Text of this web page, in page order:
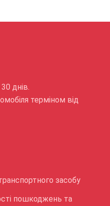
днів.
терміном від
засобу
пошкоджень та